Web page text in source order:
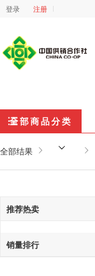
登录 注册
全部商品分类
全部结果
推荐热卖
销量排行